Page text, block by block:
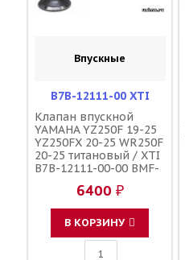
Впускные
B7B-12111-00 XTI
Клапан впускной
YAMAHA YZ250F 19-25
YZ250FX 20-25 WR250F
20-25 титановый / XTI
B7B-12111-00-00 BMF-
6400 ₽
В КОРЗИНУ